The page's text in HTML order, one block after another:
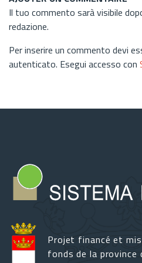
Il tuo commento sarà visibile
redazione.
Per inserire un commento devi
autenticato. Esegui accesso con
Projet financé et
fonds de la province